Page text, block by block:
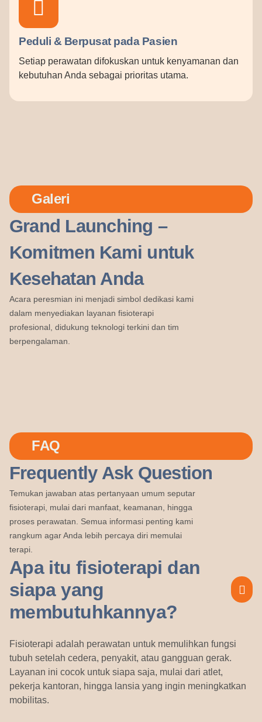
Peduli & Berpusat pada Pasien
Setiap perawatan difokuskan untuk kenyamanan dan
kebutuhan Anda sebagai prioritas utama.
Galeri
Grand Launching –
Komitmen Kami untuk
Kesehatan Anda
Acara peresmian ini menjadi simbol dedikasi kami
dalam menyediakan layanan fisioterapi
profesional, didukung teknologi terkini dan tim
berpengalaman.
FAQ
Frequently Ask Question
Temukan jawaban atas pertanyaan umum seputar
fisioterapi, mulai dari manfaat, keamanan, hingga
proses perawatan. Semua informasi penting kami
rangkum agar Anda lebih percaya diri memulai
terapi.
Apa itu fisioterapi dan
siapa yang
membutuhkannya?
Fisioterapi adalah perawatan untuk memulihkan fungsi
tubuh setelah cedera, penyakit, atau gangguan gerak.
Layanan ini cocok untuk siapa saja, mulai dari atlet,
pekerja kantoran, hingga lansia yang ingin meningkatkan
mobilitas.